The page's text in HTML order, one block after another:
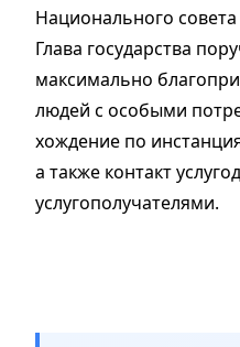
Национального
Глава государства
максимально
людей с особыми
хождение по
а также контакт
услугополучателями.